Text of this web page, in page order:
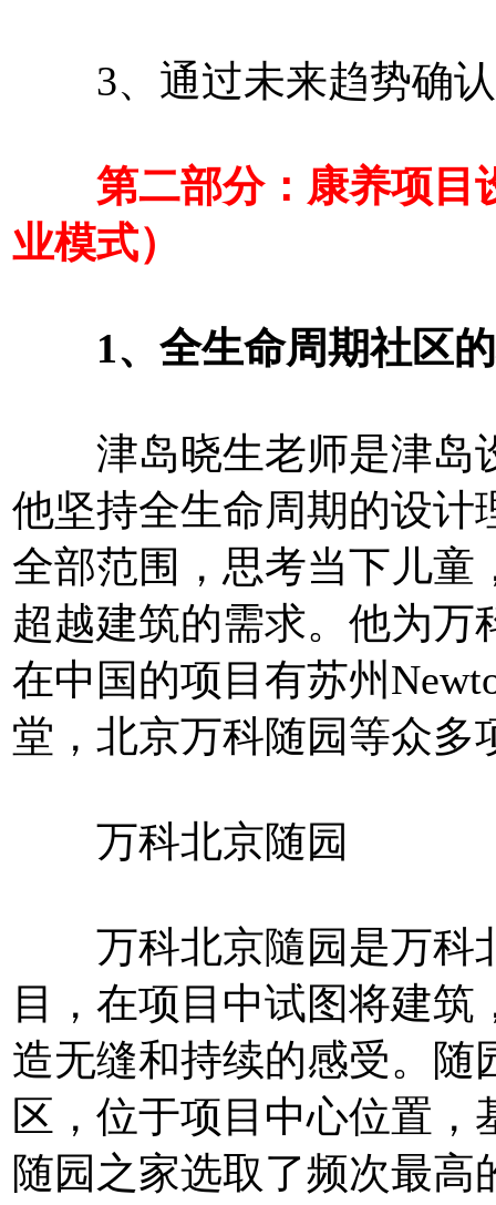
3、通过未来趋势确认
第二部分：康养项目
业模式）
1、全生命周期社区的
津岛晓生老师是津岛
他坚持全生命周期的设计
全部范围，思考当下儿童
超越建筑的需求。他为万
在中国的项目有苏州
堂，北京万科随园等众多
万科北京随园
万科北京隨园是万科
目，在项目中试图将建
造无缝和持续的感受。随
区，位于项目中心位置
随园之家选取了频次最